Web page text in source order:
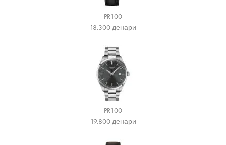
PR100
18.300денари
PR100
19.800денари